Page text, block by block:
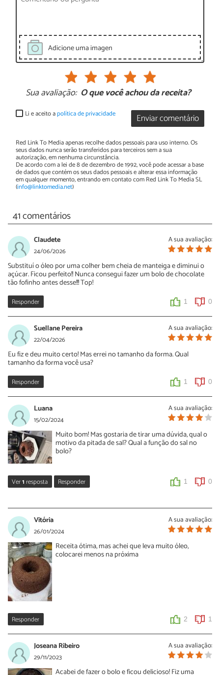
Adicione uma imagen
Sua avaliação: O que você achou da receita?
Enviar comentário
Li e aceito apolítica de privacidade
Red Link To Media apenas recolhe dados pessoais para uso interno. Os
seus dados nunca serão transferidos para terceiros sem a sua
autorização, em nenhuma circunstância.
De acordo com a lei de 8 de dezembro de 1992, você pode acessar a base
de dados que contém os seus dados pessoais e alterar essa informação
em qualquer momento, entrando em contato com Red Link To Media SL
(info@linktomedia.net)
41 comentários
A sua avaliação:
Claudete
24/06/2026
Substituí o óleo por uma colher bem cheia de manteiga e diminui o
açúcar. Ficou perfeito!! Nunca consegui fazer um bolo de chocolate
tão fofinho antes desse!!! Top!
Responder 1 0
A sua avaliação:
Suellane Pereira
22/04/2026
Eu fiz e deu muito certo! Mas errei no tamanho da forma. Qual
tamanho da forma você usa?
Responder 1 0
A sua avaliação:
Luana
15/02/2024
Muito bom! Mas gostaria de tirar uma dúvida, qual o
motivo da pitada de sal? Qual a função do sal no
bolo?
Ver1resposta Responder 1 0
24/08/2024
Olá o sal realça o sabor do chocolate e também torna os cakes
menos enjoativos.
Cuidado com a quantidade 1ptd e para não colocar junto com
claras pois desidrata.
A sua avaliação:
Vitória
26/01/2024
Receita ótima, mas achei que leva muito óleo,
colocarei menos na próxima
Responder 2 1
A sua avaliação:
Joseana Ribeiro
29/11/2023
Acabei de fazer o bolo e ficou delicioso! Fiz uma